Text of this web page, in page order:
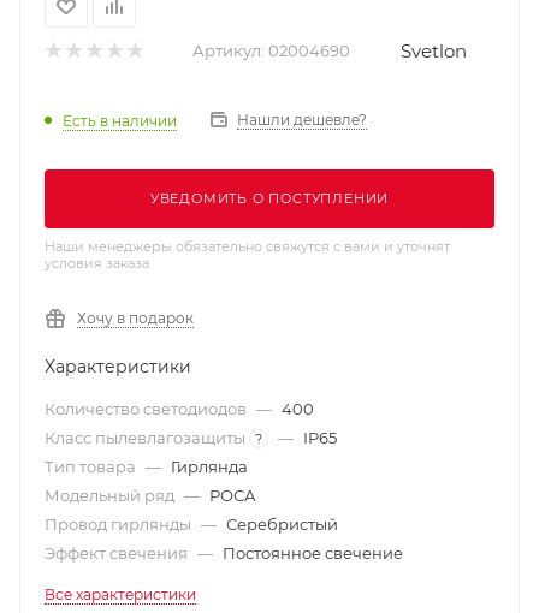
Артикул: 02004690 Svetlon
Есть в наличии Нашли дешевле?
УВЕДОМИТЬ О ПОСТУПЛЕНИИ
Наши менеджеры обязательно свяжутся с вами и уточнят
условия заказа
Хочу в подарок
Характеристики
Количество светодиодов — 400
Класс пылевлагозащиты
? — IP65
Тип товара — Гирлянда
Модельный ряд — РОСА
Провод гирлянды — Серебристый
Эффект свечения — Постоянное свечение
Все характеристики